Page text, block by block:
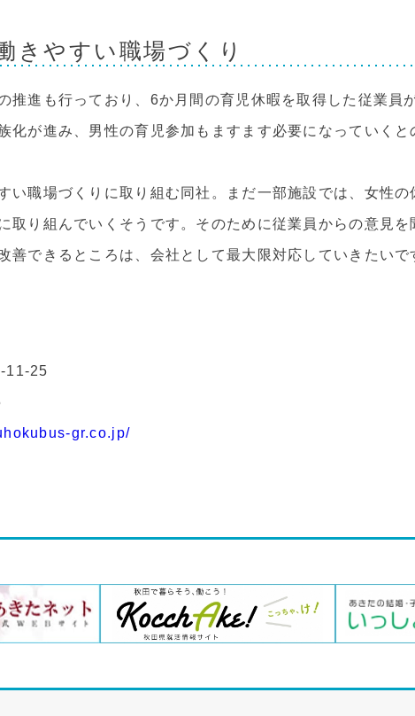
きやすい職場づくり
進も行っており、6か月間の育児休暇を取得した従業員
化が進み、男性の育児参加もますます必要になっていく
職場づくりに取り組む同社。まだ一部施設では、女性
取り組んでいくそうです。そのために従業員からの意見
善できるところは、会社として最大限対応していきたいで
11-25
gr.co.jp/